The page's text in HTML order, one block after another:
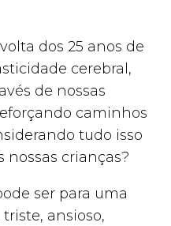
dos 25 anos de
cerebral,
de nossas
caminhos
tudo isso
nossas crianças?
ser para uma
ansioso,